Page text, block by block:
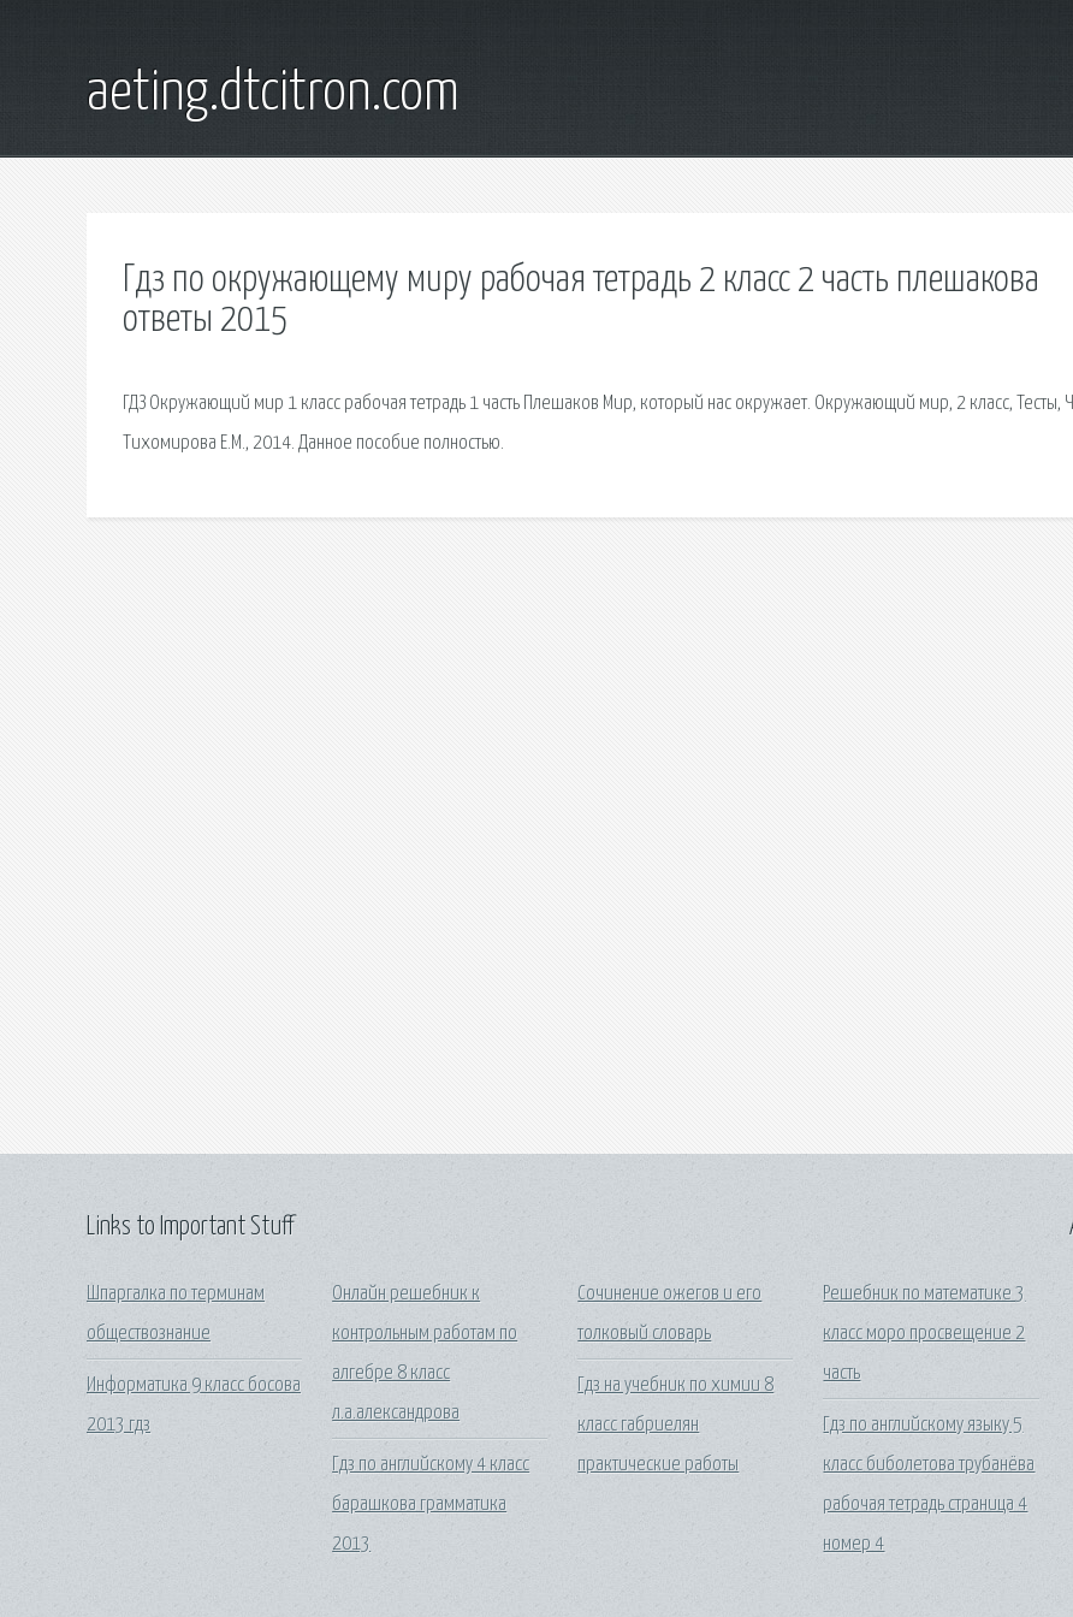
aeting.dtcitron.com
Гдз по окружающему миру рабочая тетрадь 2 класс 2 часть плешакова
ответы 2015
ГДЗ Окружающий мир 1 класс рабочая тетрадь 1 часть Плешаков Мир, который нас окружает. Окружающий мир, 2 класс, Тесты,
Тихомирова Е.М., 2014. Данное пособие полностью.
Links to Important Stuff
Шпаргалка по терминам
обществознание
Информатика 9 класс босова
2013 гдз
Онлайн решебник к
контрольным работам по
алгебре 8 класс
л.а.александрова
Гдз по английскому 4 класс
барашкова грамматика
2013
Сочинение ожегов и его
толковый словарь
Гдз на учебник по химии 8
класс габриелян
практические работы
Решебник по математике 3
класс моро просвещение 2
часть
Гдз по английскому языку 5
класс биболетова трубанёва
рабочая тетрадь страница 4
номер 4